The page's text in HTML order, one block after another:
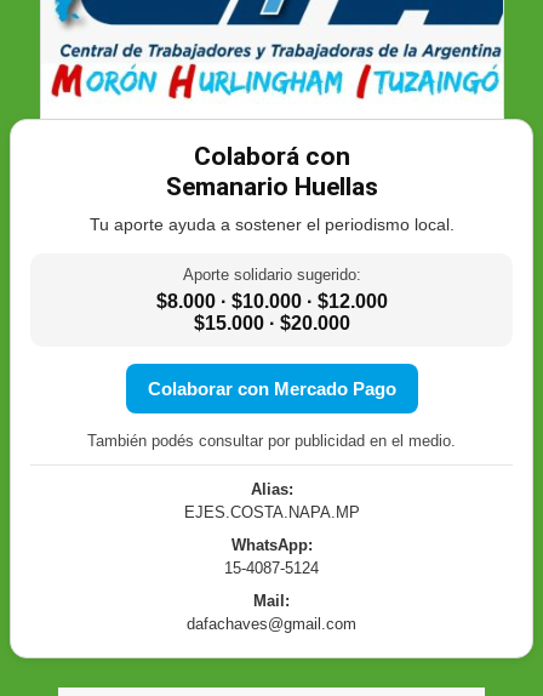
Colaborá con
Semanario Huellas
Tu aporte ayuda a sostener el periodismo local.
Aporte solidario sugerido:
$8.000 · $10.000 · $12.000
$15.000 · $20.000
Colaborar con Mercado Pago
También podés consultar por publicidad en el medio.
Alias:
EJES.COSTA.NAPA.MP
WhatsApp:
15-4087-5124
Mail:
dafachaves@gmail.com